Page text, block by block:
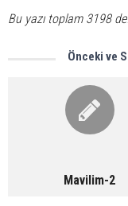
Bu yazı toplam 3198
Önceki ve
Mavilim-2